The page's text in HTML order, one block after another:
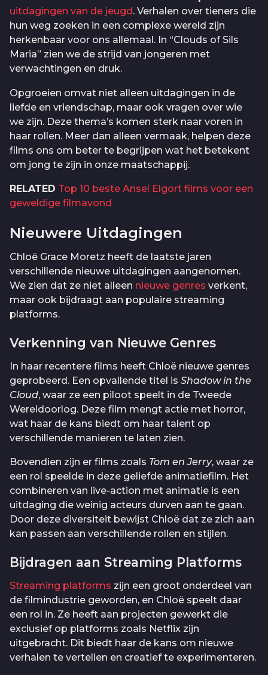
uitdagingen van de jeugd . Verhalen over tieners die
hun weg zoeken in een complexe wereld zijn
herkenbaar voor ons allemaal. In “Clouds of Sils
Maria” zien we de strijd van jongeren met
verwachtingen en druk.
Opgroeien omvat niet alleen uitdagingen in de
liefde en vriendschap, maar ook vragen over wie
we zijn. Deze thema’s komen sterk naar voren in
haar rollen. Meer dan alleen vermaak, helpen deze
films ons om beter te begrijpen wat het betekent
om jong te zijn in onze maatschappij.
RELATED Top 10 beste Ansel Elgort films voor een
geweldige filmavond
Nieuwere Uitdagingen
Chloë Grace Moretz heeft de laatste jaren
verschillende nieuwe uitdagingen aangenomen.
We zien dat ze niet alleen nieuwe genres verkent,
maar ook bijdraagt aan populaire streaming
platforms.
Verkenning van Nieuwe Genres
In haar recentere films heeft Chloë nieuwe genres
geprobeerd. Een opvallende titel is Shadow in the
Cloud, waar ze een piloot speelt in de Tweede
Wereldoorlog. Deze film mengt actie met horror,
wat haar de kans biedt om haar talent op
verschillende manieren te laten zien.
Bovendien zijn er films zoals Tom en Jerry, waar ze
een rol speelde in deze geliefde animatiefilm. Het
combineren van live-action met animatie is een
uitdaging die weinig acteurs durven aan te gaan.
Door deze diversiteit bewijst Chloë dat ze zich aan
kan passen aan verschillende rollen en stijlen.
Bijdragen aan Streaming Platforms
Streaming platforms zijn een groot onderdeel van
de filmindustrie geworden, en Chloë speelt daar
een rol in. Ze heeft aan projecten gewerkt die
exclusief op platforms zoals Netflix zijn
uitgebracht. Dit biedt haar de kans om nieuwe
verhalen te vertellen en creatief te experimenteren.